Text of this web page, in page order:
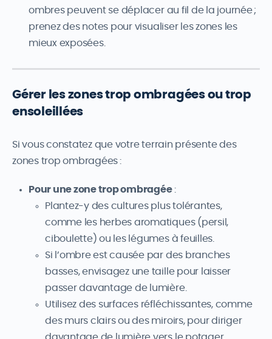
ombres peuvent se déplacer au fil de la journée ;
prenez des notes pour visualiser les zones les
mieux exposées.
Gérer les zones trop ombragées ou trop
ensoleillées
Si vous constatez que votre terrain présente des
zones trop ombragées :
Pour une zone trop ombragée:
Plantez-y des cultures plus tolérantes,
comme les herbes aromatiques (persil,
ciboulette) ou les légumes à feuilles.
Si l’ombre est causée par des branches
basses, envisagez une taille pour laisser
passer davantage de lumière.
Utilisez des surfaces réfléchissantes, comme
des murs clairs ou des miroirs, pour diriger